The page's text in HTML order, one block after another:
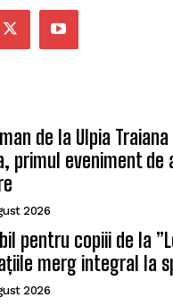
de la Ulpia Traiana
primul eveniment de
2026
pentru copiii de la
merg integral la
2026